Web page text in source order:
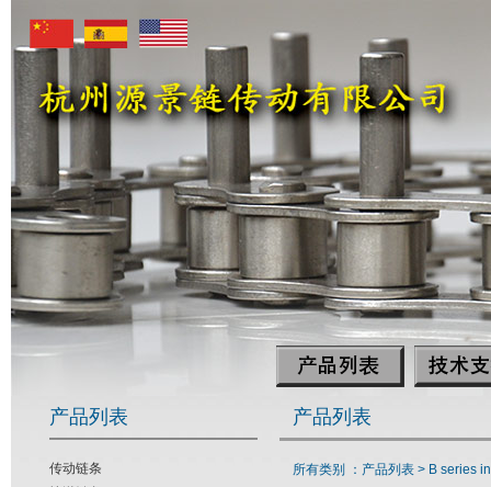
产品列表
传动链条
产品列表
所有类别 ：产品列表 > B series